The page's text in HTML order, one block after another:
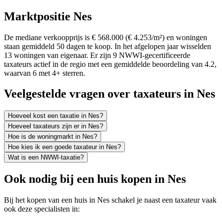
Marktpositie Nes
De mediane verkoopprijs is € 568.000 (€ 4.253/m²) en woningen
staan gemiddeld 50 dagen te koop. In het afgelopen jaar wisselden
13 woningen van eigenaar. Er zijn 9 NWWI-gecertificeerde
taxateurs actief in de regio met een gemiddelde beoordeling van 4.2,
waarvan 6 met 4+ sterren.
Veelgestelde vragen over taxateurs in Nes
Hoeveel kost een taxatie in Nes?
Hoeveel taxateurs zijn er in Nes?
Hoe is de woningmarkt in Nes?
Hoe kies ik een goede taxateur in Nes?
Wat is een NWWI-taxatie?
Ook nodig bij een huis kopen in Nes
Bij het kopen van een huis in Nes schakel je naast een taxateur vaak
ook deze specialisten in: